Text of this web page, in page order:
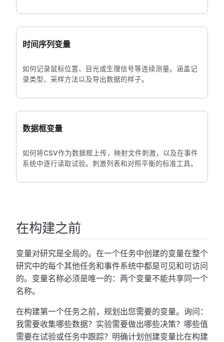
时间序列变量
如何记录鼠标位置、目光或生理信号等连续测量。涵盖记
录类型、采样方法以及导出数据的样子。
数据框变量
如何将CSV作为数据框上传，映射文件刺激，以及在事件
系统中逐行读取试验。刺激列表和对照平衡的标准工具。
在构建之前
变量对研究是全局的。在一个任务中创建的变量在整个
研究中的每个其他任务和事件系统中都是可见和可访问
的。变量名称必须是唯一的：两个变量不能共享同一个
名称。
在构建第一个任务之前，规划出您需要的变量。询问：
我需要收集哪些数据？实验需要做出哪些决策？哪些值
需要在试验或任务中跟踪？明确计划创建变量比在构建